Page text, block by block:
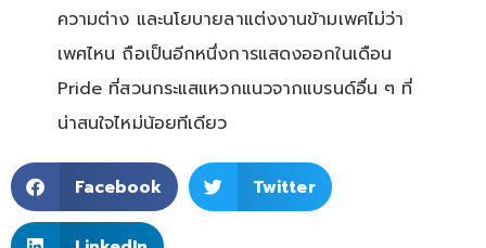
ความต่าง และนโยบายลาแต่งงานข้ามเพศไม่ว่า
เพศไหน ถือเป็นอีกหนึ่งการแสดงออกในเดือน
Pride ที่สวนกระแสแหวกแนวจากแบรนด์อื่น ๆ ที่
น่าสนใจไหม่น้อยทีเดียว
Facebook Twitter